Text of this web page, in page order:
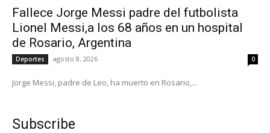
Fallece Jorge Messi padre del futbolista
Lionel Messi,a los 68 años en un hospital
de Rosario, Argentina
Deportes agosto 8, 2026 0
Jorge Messi, padre de Leo, ha muerto en Rosario,...
Subscribe